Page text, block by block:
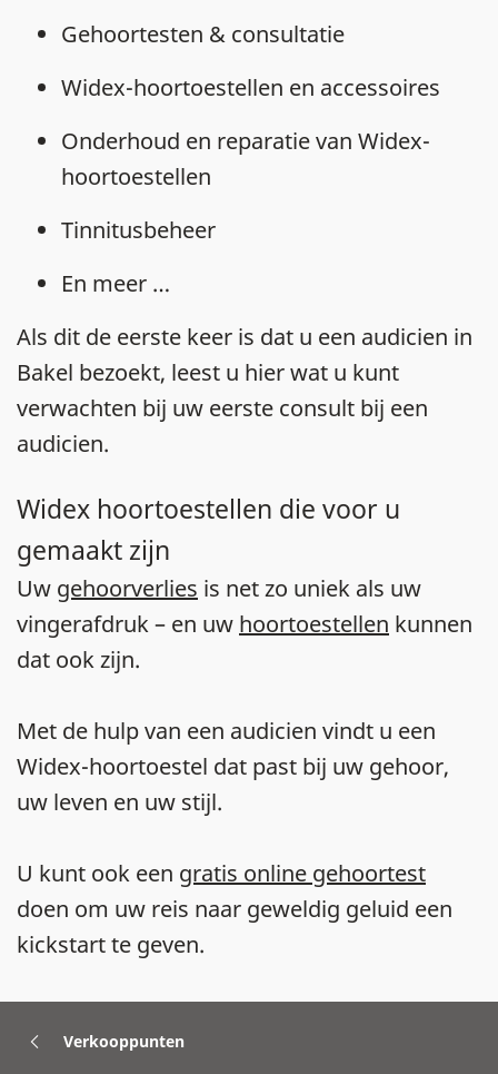
Gehoortesten & consultatie
Widex-hoortoestellen en accessoires
Onderhoud en reparatie van Widex-
hoortoestellen
Tinnitusbeheer
En meer …
Als dit de eerste keer is dat u een audicien in
Bakel bezoekt, leest u hier wat u kunt
verwachten bij uw eerste consult bij een
audicien.
Widex hoortoestellen die voor u
gemaakt zijn
Uw gehoorverlies is net zo uniek als uw
vingerafdruk – en uw hoortoestellen kunnen
dat ook zijn.
Met de hulp van een audicien vindt u een
Widex-hoortoestel dat past bij uw gehoor,
uw leven en uw stijl.
U kunt ook een gratis online gehoortest
doen om uw reis naar geweldig geluid een
kickstart te geven.
Verkooppunten